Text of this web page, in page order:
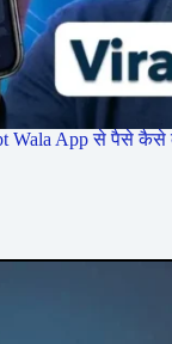
Wala App से पैसे कैसे